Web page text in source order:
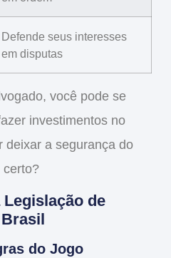
Defende seus interesses
em disputas
você pode se
investimentos no
deixar a segurança do
certo?
de
do Jogo